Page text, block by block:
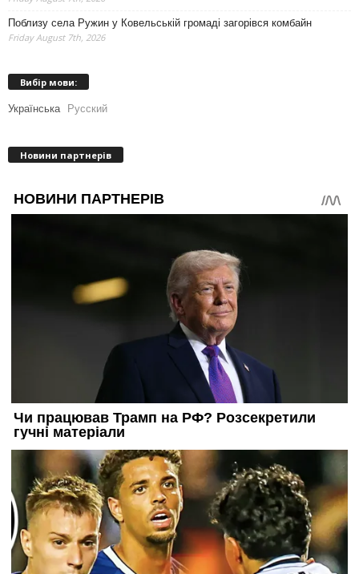
Поблизу села Ружин у Ковельській громаді загорівся комбайн
Friday August 7th, 2026
Вибір мови:
Українська Русский
Новини партнерів